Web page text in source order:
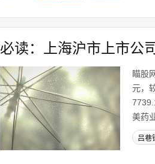
必读：上海沪市上市公
瞄股
元，
美药
吕巷